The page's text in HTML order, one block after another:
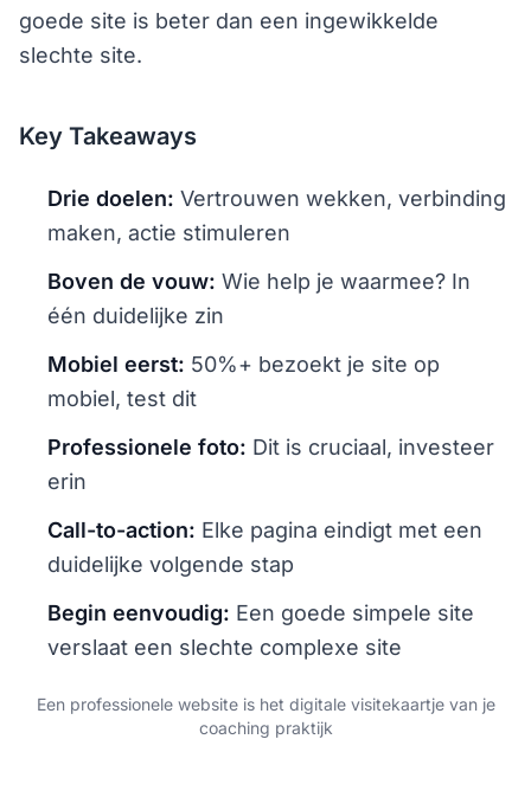
goede site is beter dan een ingewikkelde
slechte site.
Key Takeaways
Drie doelen: Vertrouwen wekken, verbinding
maken, actie stimuleren
Boven de vouw: Wie help je waarmee? In
één duidelijke zin
Mobiel eerst: 50%+ bezoekt je site op
mobiel, test dit
Professionele foto: Dit is cruciaal, investeer
erin
Call-to-action: Elke pagina eindigt met een
duidelijke volgende stap
Begin eenvoudig: Een goede simpele site
verslaat een slechte complexe site
Een professionele website is het digitale visitekaartje van je
coaching praktijk